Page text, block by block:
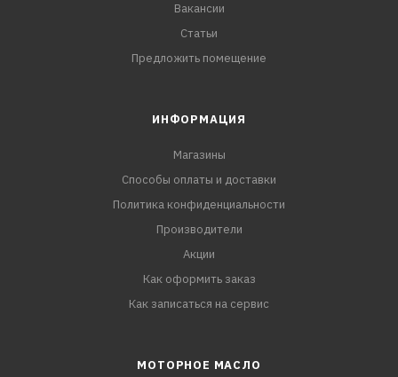
Вакансии
Статьи
Предложить помещение
ИНФОРМАЦИЯ
Магазины
Способы оплаты и доставки
Политика конфиденциальности
Производители
Акции
Как оформить заказ
Как записаться на сервис
МОТОРНОЕ МАСЛО